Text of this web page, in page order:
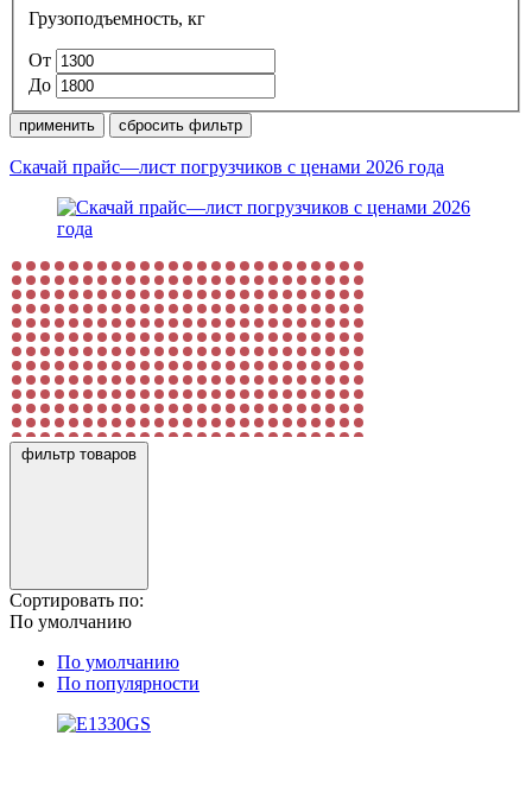
Грузоподъемность, кг
От
До
применить сбросить фильтр
Скачай прайс—лист погрузчиков с ценами 2026 года
фильтр товаров
Сортировать по:
По умолчанию
По умолчанию
По популярности